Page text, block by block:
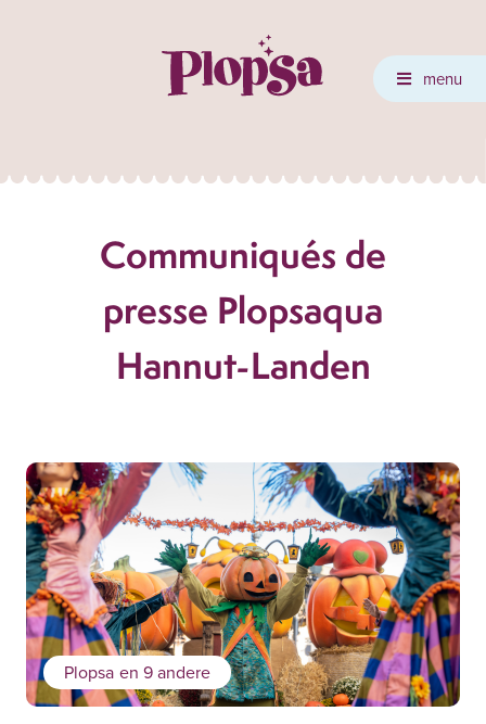
menu
Communiqués de
presse Plopsaqua
Hannut-Landen
Plopsa en 9 andere